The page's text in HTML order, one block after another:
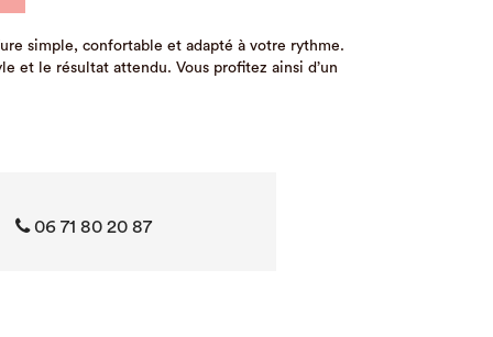
simple, confortable et adapté à votre rythme.
et le résultat attendu. Vous profitez ainsi d’un
06 71 80 20 87